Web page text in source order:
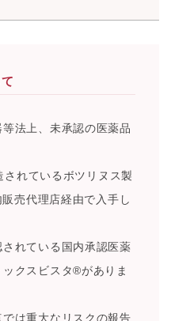
法上、未承認の医薬品
れているボツリヌス製
売代理店経由で入手し
れている国内承認医薬
クスビスタ®がありま
は重大なリスクの報告